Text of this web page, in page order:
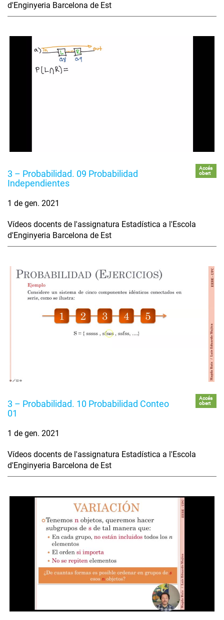
d'Enginyeria Barcelona de Est
3 – Probabilidad. 09 Probabilidad
Independientes
Accés
obert
1 de gen. 2021
Vídeos docents de l'assignatura Estadística a l'Escola
d'Enginyeria Barcelona de Est
3 – Probabilidad. 10 Probabilidad Conteo
01
Accés
obert
1 de gen. 2021
Vídeos docents de l'assignatura Estadística a l'Escola
d'Enginyeria Barcelona de Est